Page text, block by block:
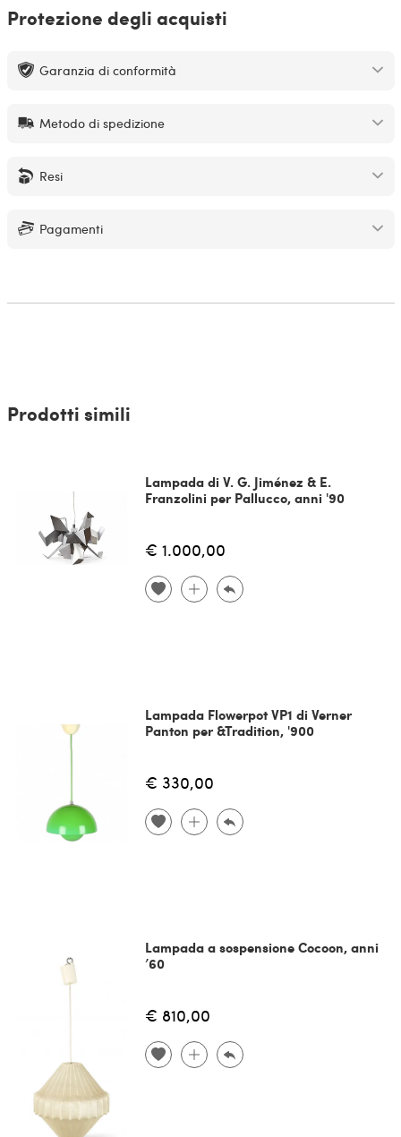
Protezione degli acquisti
Garanzia di conformità
Metodo di spedizione
Resi
Pagamenti
Prodotti simili
Lampada di V. G. Jiménez & E.
Franzolini per Pallucco, anni '90
€ 1.000,00
Lampada Flowerpot VP1 di Verner
Panton per &Tradition, '900
€ 330,00
Lampada a sospensione Cocoon, anni
’60
€ 810,00